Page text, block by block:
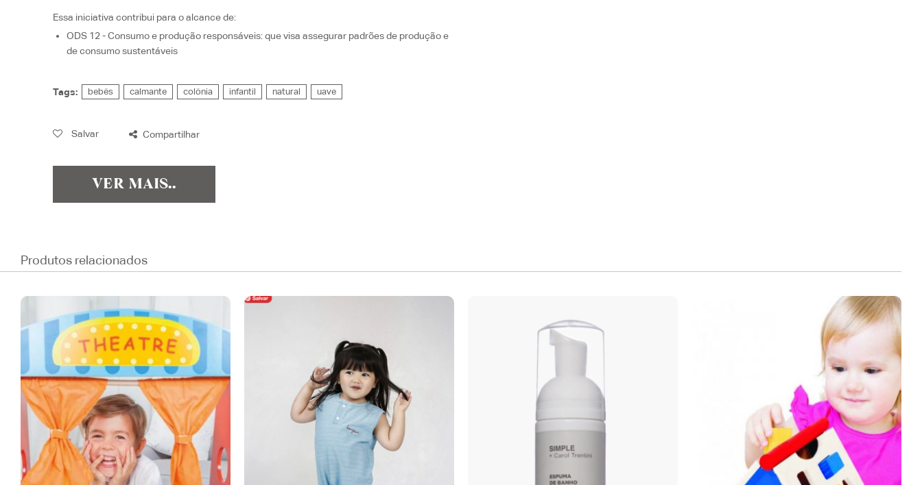
Essa iniciativa contribui para o alcance de:
ODS 12 - Consumo e produção responsáveis: que visaassegurar padrões de produção e
de consumo sustentáveis
Tags: bebês calmante colônia infantil natural uave
Salvar Compartilhar
VER MAIS..
Produtos relacionados